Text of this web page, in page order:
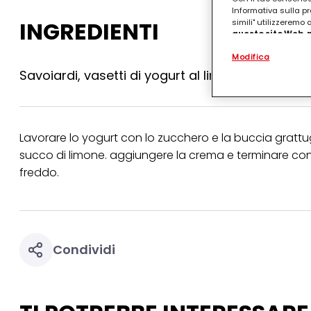
INGREDIENTI
Savoiardi, vasetti di yogurt al limone,
Lavorare lo yogurt con lo zucchero e la buccia
succo di limone. aggiungere la crema e terminare
freddo.
Condividi
Informativa sulla
simili" utilizzeremo
questo sito
.
(rispettivamente
terzi, conservare
identificati) su
Puoi trovare
collegata nel piè di
qualsiasi
Modifica